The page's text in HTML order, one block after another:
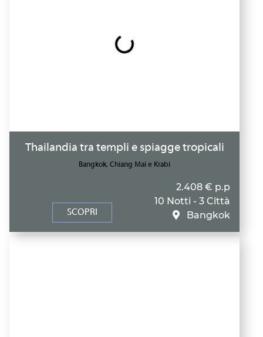
Thailandia tra templi e spiagge tropicali
Bangkok, Chiang Mai e Krabi
SCOPRI
2.408 € p.p
10 Notti - 3 Città
Bangkok